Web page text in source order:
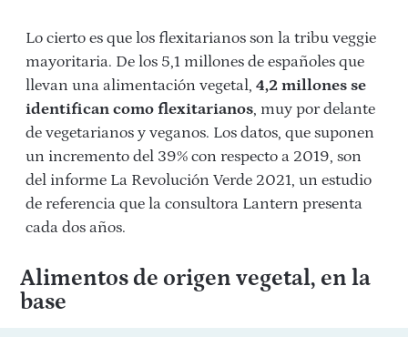
Lo cierto es que los flexitarianos son la tribu veggie
mayoritaria. De los 5,1 millones de españoles que
llevan una alimentación vegetal, 4,2 millones se
identifican como flexitarianos, muy por delante
de vegetarianos y veganos. Los datos, que suponen
un incremento del 39% con respecto a 2019, son
del informe La Revolución Verde 2021, un estudio
de referencia que la consultora Lantern presenta
cada dos años.
Alimentos de origen vegetal, en la
base